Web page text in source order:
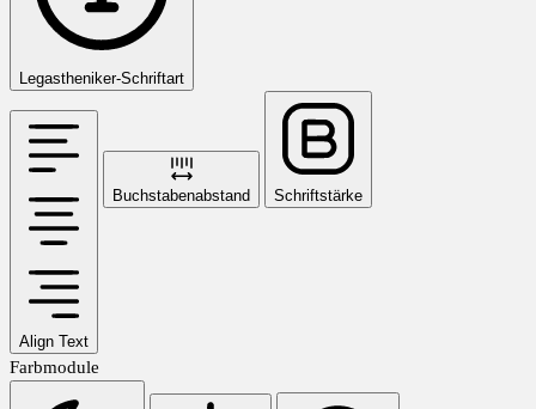
Legastheniker-Schriftart
Align Text
Buchstabenabstand Schriftstärke
Farbmodule